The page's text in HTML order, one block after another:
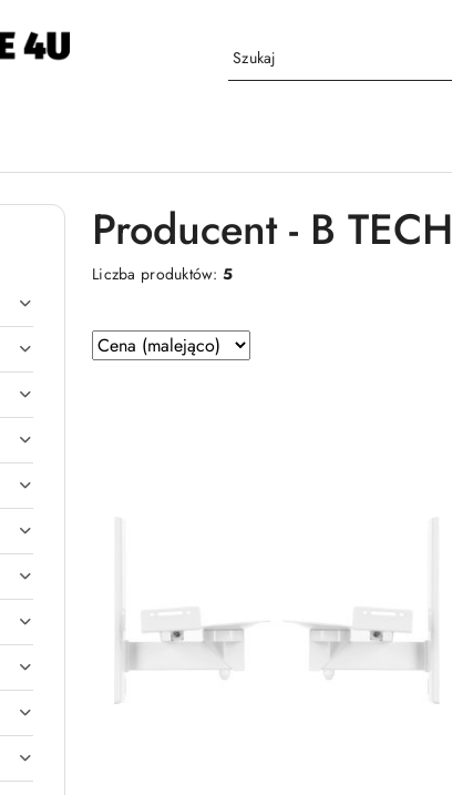
Producent - B TECH
Liczba produktów:5
Zastosowano
sortowanie:
Sortuj
według